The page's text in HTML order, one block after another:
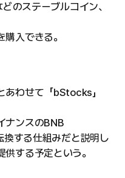
のステーブルコイン、
入できる。
あわせて「bStocks」
ナンスのBNB
する仕組みだと説明し
する予定という。